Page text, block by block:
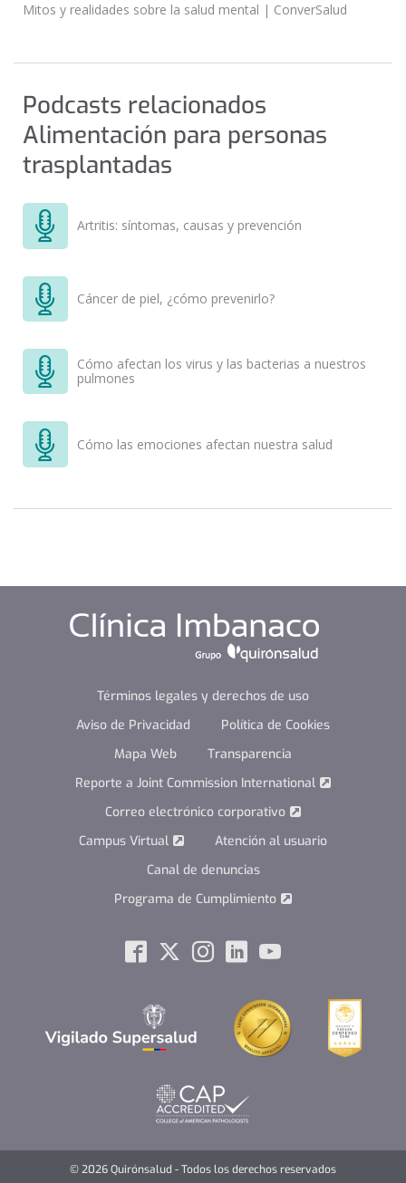
Mitos y realidades sobre la salud mental | ConverSalud
Podcasts relacionados
Alimentación para personas
trasplantadas
Artritis: síntomas, causas y prevención
Cáncer de piel, ¿cómo prevenirlo?
Cómo afectan los virus y las bacterias a nuestros
pulmones
Cómo las emociones afectan nuestra salud
Términos legales y derechos de uso
Aviso de Privacidad
Política de Cookies
Mapa Web
Transparencia
Reporte a Joint Commission International
Correo electrónico corporativo
Campus Virtual
Atención al usuario
Canal de denuncias
Programa de Cumplimiento
© 2026 Quirónsalud - Todos los derechos reservados